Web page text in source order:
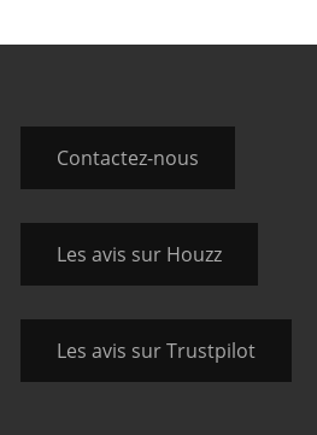
Contactez-nous
Les avis sur Houzz
Les avis sur Trustpilot